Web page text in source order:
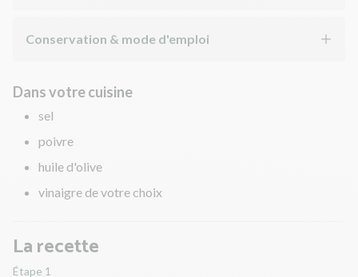
Conservation & mode d'emploi
Dans votre cuisine
sel
poivre
huile d'olive
vinaigre de votre choix
La recette
Étape 1